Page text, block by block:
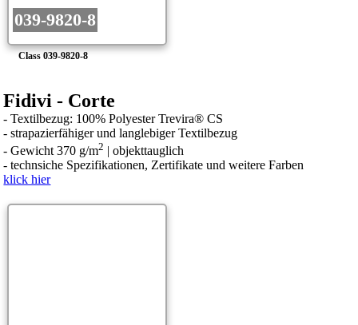
Class 039-9820-8
039-9820-8
Fidivi - Corte
- Textilbezug: 100% Polyester Trevira® CS
- strapazierfähiger und langlebiger Textilbezug
- Gewicht 370 g/m2 | objekttauglich
- technsiche Spezifikationen, Zertifikate und weitere Farben
klick hier